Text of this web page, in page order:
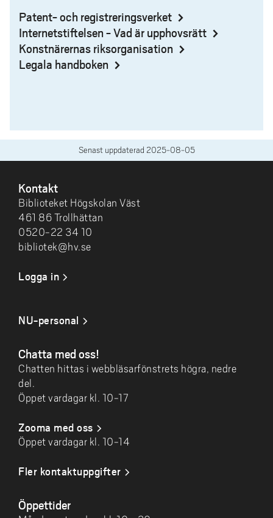
Patent- och registreringsverket
Internetstiftelsen - Vad är upphovsrätt
Konstnärernas riksorganisation
Legala handboken
Senast uppdaterad 2025-08-05
Kontakt
Biblioteket Högskolan Väst
461 86 Trollhättan
0520-22 34 10
bibliotek@hv.se
Logga in
NU-personal
Chatta med oss!
Chatten hittas i webbläsarfönstrets högra, nedre
del.
Öppet vardagar kl. 10-17
Zooma med oss
Öppet vardagar kl. 10-14
Fler kontaktuppgifter
Öppettider